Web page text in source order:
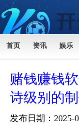
首页 资讯 娱乐
赌钱赚钱
诗级别的
发布日期：